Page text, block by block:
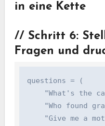
in eine Kette
// Schritt 6:
Fragen und
questions = (
"What's the
"Who found
"Give me a